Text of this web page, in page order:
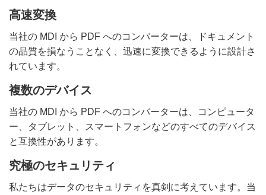
高速変換
当社の MDI から PDF へのコンバーターは、ドキュメント
の品質を損なうことなく、迅速に変換できるように設計さ
れています。
複数のデバイス
当社の MDI から PDF へのコンバーターは、コンピュータ
ー、タブレット、スマートフォンなどのすべてのデバイス
と互換性があります。
究極のセキュリティ
私たちはデータのセキュリティを真剣に考えています。当